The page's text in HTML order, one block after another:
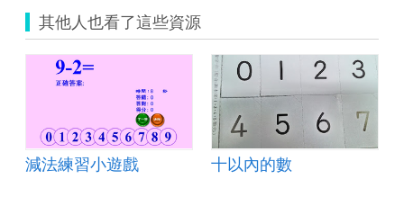
其他人也看了這些資源
減法練習小遊戲 十以內的數